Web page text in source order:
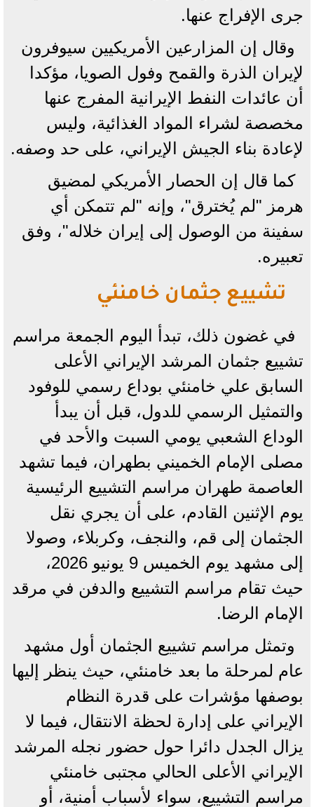
جرى الإفراج عنها.
وقال إن المزارعين الأمريكيين سيوفرون
لإيران الذرة والقمح وفول الصويا، مؤكدا
أن عائدات النفط الإيرانية المفرج عنها
مخصصة لشراء المواد الغذائية، وليس
لإعادة بناء الجيش الإيراني، على حد وصفه.
كما قال إن الحصار الأمريكي لمضيق
هرمز "لم يُخترق"، وإنه "لم تتمكن أي
سفينة من الوصول إلى إيران خلاله"، وفق
تعبيره.
تشييع جثمان خامنئي
في غضون ذلك، تبدأ اليوم الجمعة مراسم
تشييع جثمان المرشد الإيراني الأعلى
السابق علي خامنئي بوداع رسمي للوفود
والتمثيل الرسمي للدول، قبل أن يبدأ
الوداع الشعبي يومي السبت والأحد في
مصلى الإمام الخميني بطهران، فيما تشهد
العاصمة طهران مراسم التشييع الرئيسية
يوم الإثنين القادم، على أن يجري نقل
الجثمان إلى قم، والنجف، وكربلاء، وصولا
إلى مشهد يوم الخميس 9 يونيو 2026،
حيث تقام مراسم التشييع والدفن في مرقد
الإمام الرضا.
وتمثل مراسم تشييع الجثمان أول مشهد
عام لمرحلة ما بعد خامنئي، حيث ينظر إليها
بوصفها مؤشرات على قدرة النظام
الإيراني على إدارة لحظة الانتقال، فيما لا
يزال الجدل دائرا حول حضور نجله المرشد
الإيراني الأعلى الحالي مجتبى خامنئي
مراسم التشييع، سواء لأسباب أمنية، أو